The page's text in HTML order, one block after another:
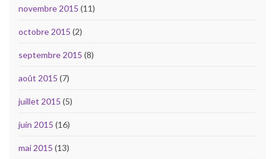
novembre 2015 (11)
octobre 2015 (2)
septembre 2015 (8)
août 2015 (7)
juillet 2015 (5)
juin 2015 (16)
mai 2015 (13)